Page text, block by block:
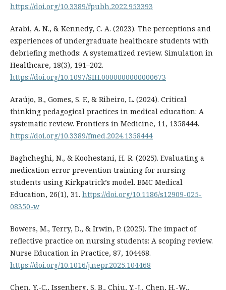
https://doi.org/10.3389/fpubh.2022.953393
Arabi, A. N., & Kennedy, C. A. (2023). The perceptions and
experiences of undergraduate healthcare students with
debriefing methods: A systematized review. Simulation in
Healthcare, 18(3), 191–202.
https://doi.org/10.1097/SIH.0000000000000673
Araújo, B., Gomes, S. F., & Ribeiro, L. (2024). Critical
thinking pedagogical practices in medical education: A
systematic review. Frontiers in Medicine, 11, 1358444.
https://doi.org/10.3389/fmed.2024.1358444
Baghcheghi, N., & Koohestani, H. R. (2025). Evaluating a
medication error prevention training for nursing
students using Kirkpatrick’s model. BMC Medical
Education, 26(1), 31. https://doi.org/10.1186/s12909-025-
08350-w
Bowers, M., Terry, D., & Irwin, P. (2025). The impact of
reflective practice on nursing students: A scoping review.
Nurse Education in Practice, 87, 104468.
https://doi.org/10.1016/j.nepr.2025.104468
Chen, Y.-C., Issenberg, S. B., Chiu, Y.-J., Chen, H.-W.,